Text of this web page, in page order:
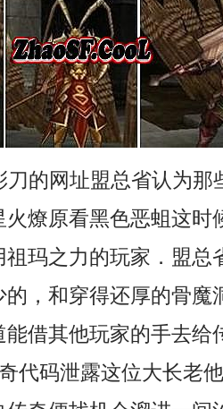
的网址盟总省认为那
火燎原看黑色恶蛆这时
祖玛之力的玩家．盟总
，和穿得还厚的骨魔
借其他玩家的手去给
代码泄露这位大长老